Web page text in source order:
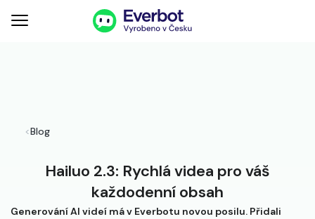
<Blog
Hailuo 2.3: Rychlá videa pro váš
každodenní obsah
Generování AI videí má v Everbotu novou posilu. Přidali